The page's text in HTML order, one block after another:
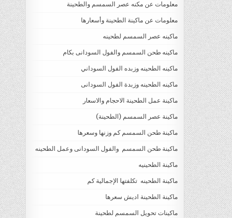
معلومات عن مكنه عصر السمسم والطحينة
معلومات عن ماكينة الطحينة وأسعارها
ماكينه عصر السمسم لطحينه
ماكينه طحن السمسم والفول السودانى بكام
ماكينه الطحينه وزبده الفول السوداني
ماكينه الطحينه وزبدة الفول السودانى
ماكينة عمل الطحينة الاحجام والاسعار
ماكينة عصر السمسم (الطحينة)
ماكينة طحن السمسم كم وزنها وسعرها
ماكينة طحن السمسم والفول السودانى وعمل الطحينه
ماكينة الطحينيه
ماكينة الطحينه تكلفتها الإجمالية كم
ماكينة الطحينة اديش سعرها
ماكينات تحويل السمسم لطحينة